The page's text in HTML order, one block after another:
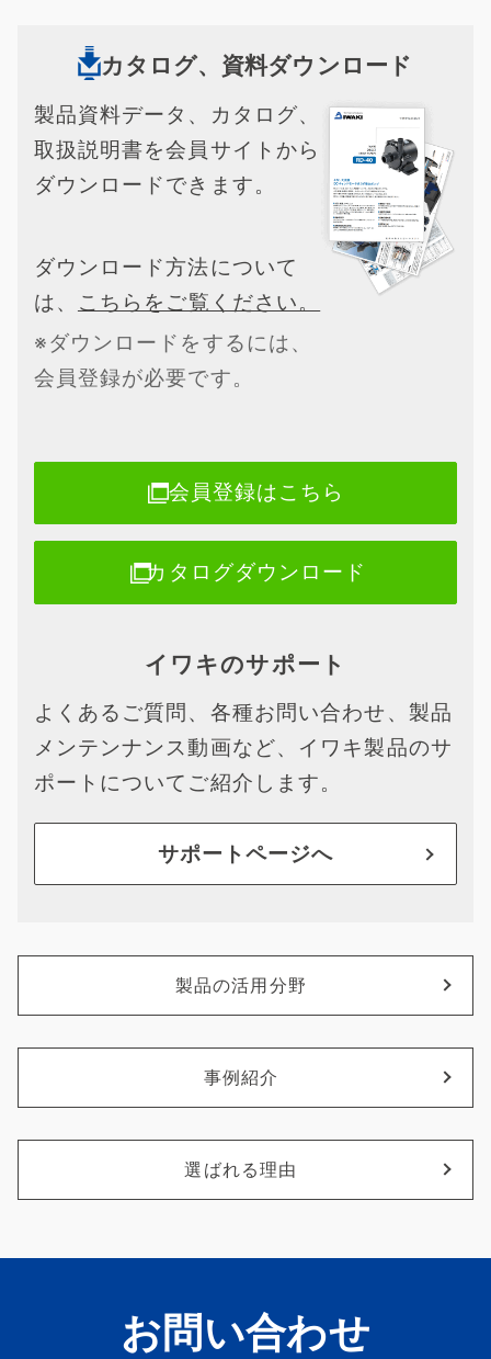
カタログ、資料ダウンロード
製品資料データ、カタログ、
取扱説明書を会員サイトから
ダウンロードできます。
ダウンロード方法について
は、 こちらをご覧ください。
※ダウンロードをするには、
会員登録が必要です。
会員登録はこちら
カタログダウンロード
イワキのサポート
よくあるご質問、各種お問い合わせ、製品
メンテンナンス動画など、イワキ製品のサ
ポートについてご紹介します。
サポートページへ
製品の活用分野
事例紹介
選ばれる理由
お問い合わせ